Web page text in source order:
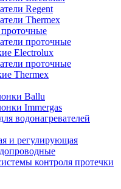
Regent
Thermex
проточные
проточные
Electrolux
проточные
Thermex
Ballu
Immergas
водонагревателей
и регулирующая
контроля протечки